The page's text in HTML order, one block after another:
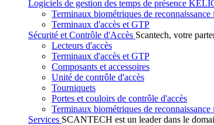
Logiciels de gestion des temps de présence
Terminaux biométriques de reconnaissance
Terminaux d'accès et GTP
Sécurité et Contrôle d'Accès Scantech, votre
Lecteurs d'accès
Terminaux d'accès et GTP
Composants et accessoires
Unité de contrôle d'accès
Tourniquets
Portes et couloirs de contrôle d'accès
Terminaux biométriques de reconnaissance
Services SCANTECH est un leader dans le